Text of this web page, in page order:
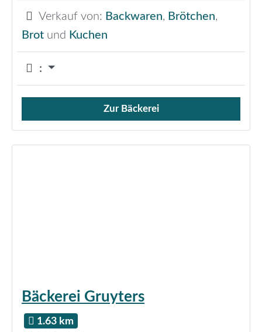
Verkauf von: Backwaren, Brötchen,
Brot und Kuchen
:
Verkauf von Brötchen,
Zur Bäckerei
Bäckerei Gruyters
1.63 km